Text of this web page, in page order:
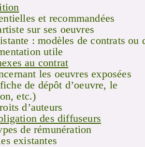
et recommandées
sur ses oeuvres
: modèles de contrats ou
utile
au contrat
les oeuvres exposées
de dépôt d’oeuvre, le
etc.)
d’auteurs
des diffuseurs
de rémunération
existantes